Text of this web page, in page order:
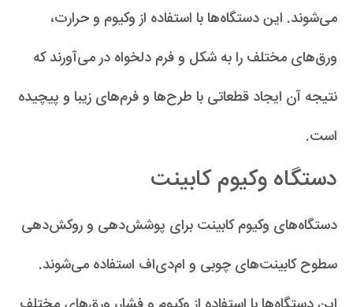
می‌شوند. این دستگاه‌ها با استفاده از وکیوم و حرارت،
ورق‌های مختلف را به شکل و فرم دلخواه در می‌آورند که
نتیجه آن ایجاد قطعاتی با طرح‌ها و فرم‌های زیبا و پیچیده
است.
دستگاه‌ وکیوم کابینت
دستگاه‌های وکیوم کابینت برای پوشش‌دهی و روکش‌دهی
سطوح کابینت‌های چوبی و ام‌دی‌اف استفاده می‌شوند.